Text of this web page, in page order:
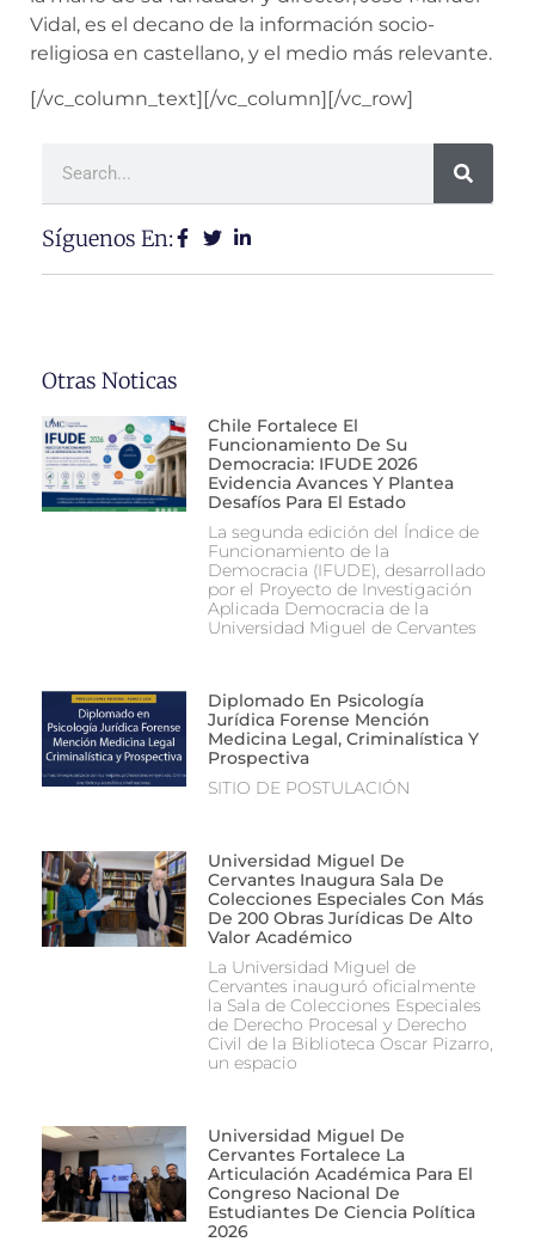
Vidal, es el decano de la información socio-
religiosa en castellano, y el medio más relevante.
[/vc_column_text][/vc_column][/vc_row]
Síguenos En:
Otras Noticas
Chile Fortalece El
Funcionamiento De Su
Democracia: IFUDE 2026
Evidencia Avances Y Plantea
Desafíos Para El Estado
La segunda edición del Índice de
Funcionamiento de la
Democracia (IFUDE), desarrollado
por el Proyecto de Investigación
Aplicada Democracia de la
Universidad Miguel de Cervantes
Diplomado En Psicología
Jurídica Forense Mención
Medicina Legal, Criminalística Y
Prospectiva
SITIO DE POSTULACIÓN
Universidad Miguel De
Cervantes Inaugura Sala De
Colecciones Especiales Con Más
De 200 Obras Jurídicas De Alto
Valor Académico
La Universidad Miguel de
Cervantes inauguró oficialmente
la Sala de Colecciones Especiales
de Derecho Procesal y Derecho
Civil de la Biblioteca Oscar Pizarro,
un espacio
Universidad Miguel De
Cervantes Fortalece La
Articulación Académica Para El
Congreso Nacional De
Estudiantes De Ciencia Política
2026